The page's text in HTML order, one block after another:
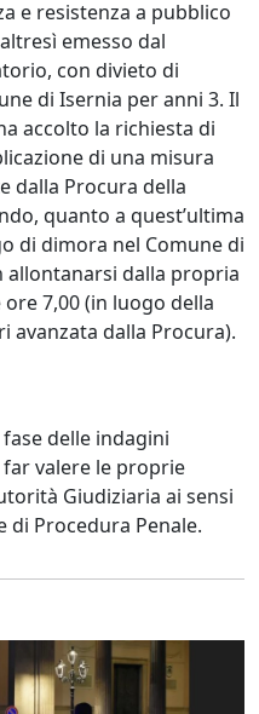
e resistenza a pubblico
emesso dal
con divieto di
di Isernia per anni 3. Il
accolto la richiesta di
di una misura
dalla Procura della
quanto a quest’ultima
di dimora nel Comune di
allontanarsi dalla propria
7,00 (in luogo della
avanzata dalla Procura).
delle indagini
valere le proprie
Giudiziaria ai sensi
di Procedura Penale.